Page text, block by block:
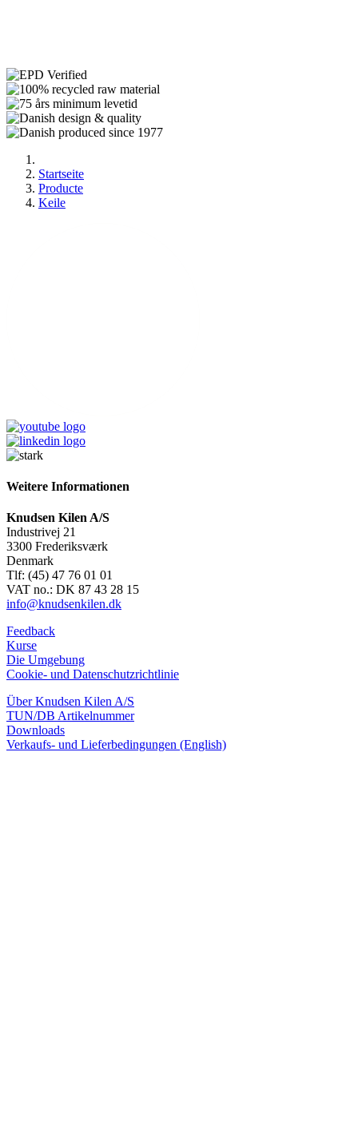
Startseite
Producte
Keile
Weitere Informationen
Knudsen Kilen A/S
Industrivej 21
3300 Frederiksværk
Denmark
Tlf: (45) 47 76 01 01
VAT no.: DK 87 43 28 15
info@knudsenkilen.dk
Feedback
Kurse
Die Umgebung
Cookie- und Datenschutzrichtlinie
Über Knudsen Kilen A/S
TUN/DB Artikelnummer
Downloads
Verkaufs- und Lieferbedingungen (English)